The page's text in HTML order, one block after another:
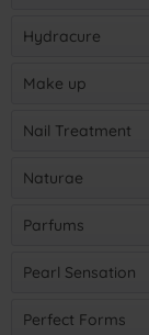
Hydracure
Make up
Nail Treatment
Naturae
Parfums
Pearl Sensation
Perfect Forms